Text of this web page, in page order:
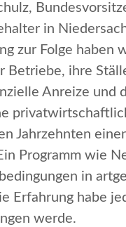
in
zur Folge haben
Betriebe, ihre
Anreize und
Jahrzehnten
Programm wie
in
Erfahrung habe
werde.